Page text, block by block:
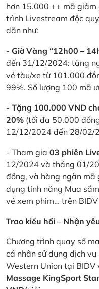
hơn 15.000 ++ mã
trình Livestream độc
dẫn như:
- Giờ Vàng “12h00 –
đến 31/12/2024: tặng
vé tàu/xe từ 101.000
99%. Số lượng 100 mã
- Tặng 100.000 VND
20% (tối đa 50.000
12/12/2024 đến 28/02/
- Tham gia 03 phiên
12/2024 và tháng 01/
đồng, và hàng ngàn mã
dụng tính năng Mua
vé xem phim… trên
Trao kiều hối – Nhận
Chương trình quay số
cá nhân sử dụng dịch
Western Union tại BIDV
Massage KingSport